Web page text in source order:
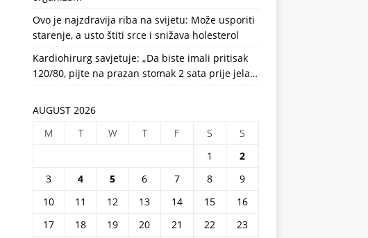
Ovo je najzdravija riba na svijetu: Može usporiti
starenje, a usto štiti srce i snižava holesterol
Kardiohirurg savjetuje: „Da biste imali pritisak
120/80, pijte na prazan stomak 2 sata prije jela…
AUGUST 2026
M
T W T F S
S
1
2
3
4 5 6 7 8
9
10
11 12 13 14 15
16
17
18 19 20 21 22
23